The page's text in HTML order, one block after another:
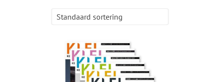
Standaard sortering